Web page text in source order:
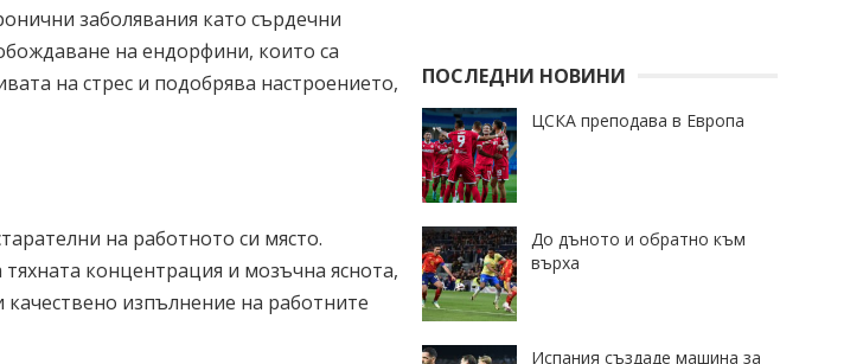
заболявания като сърдечни
на ендорфини, които са
на стрес и подобрява настроението,
на работното си място.
концентрация и мозъчна яснота,
изпълнение на работните
ПОСЛЕДНИ НОВИНИ
ЦСКА преподава в Европа
До дъното и обратно към
върха
Испания създаде машина за